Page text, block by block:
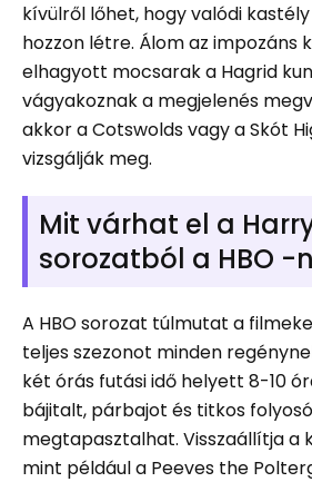
kívülről lőhet, hogy valódi
hozzon létre. Álom az impozáns
elhagyott mocsarak a Hagrid
vágyakoznak a megjelenés
akkor a Cotswolds vagy a Skót
vizsgálják meg.
Mit várhat el a
sorozatból a HBO -
A HBO sorozat túlmutat a
teljes szezonot minden
két órás futási idő helyett 8-10
bájitalt, párbajot és titkos
megtapasztalhat. Visszaállítja a
mint például a Peeves the